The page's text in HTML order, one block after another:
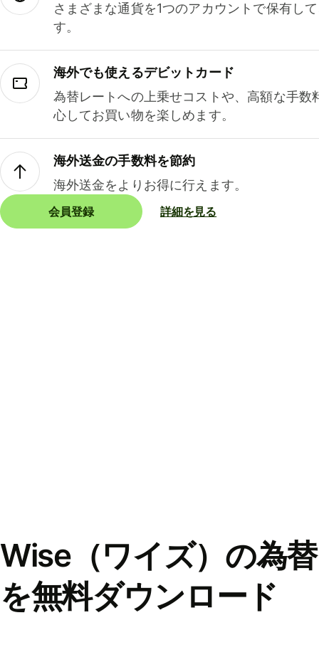
さまざまな通貨を1つのアカウントで保有し
す。
海外でも使えるデビットカード
為替レートへの上乗せコストや、高額な手数
心してお買い物を楽しめます。
海外送金の手数料を節約
海外送金をよりお得に行えます。
会員登録 詳細を見る
Wise（ワイズ）の為
を無料ダウンロード